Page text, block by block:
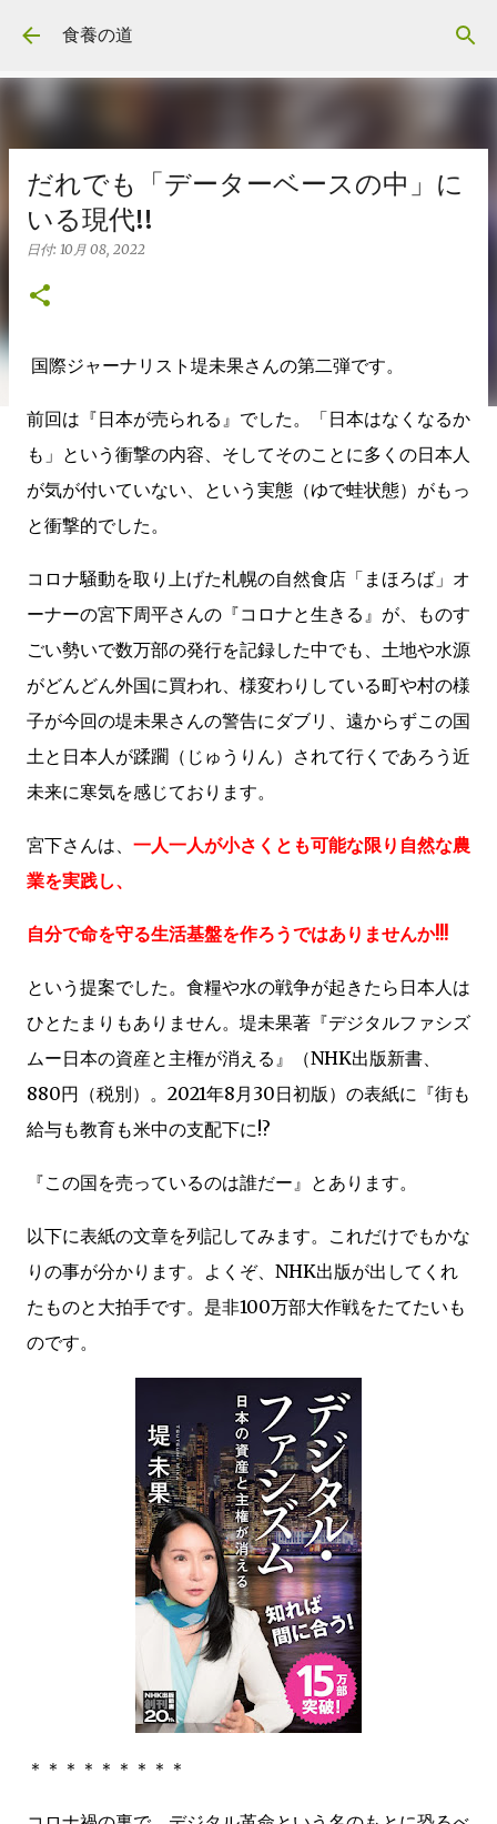
スキップしてメイン コンテンツに移動
食養の道
だれでも「データーベースの中」に
いる現代!!
日付: 10月 08, 2022
国際ジャーナリスト堤未果さんの第二弾です。
前回は『日本が売られる』でした。「日本はなくなるか
も」という衝撃の内容、そしてそのことに多くの日本人
が気が付いていない、という実態（ゆで蛙状態）がもっ
と衝撃的でした。
コロナ騒動を取り上げた札幌の自然食店「まほろば」オ
ーナーの宮下周平さんの『コロナと生きる』が、ものす
ごい勢いで数万部の発行を記録した中でも、土地や水源
がどんどん外国に買われ、様変わりしている町や村の様
子が今回の堤未果さんの警告にダブリ、遠からずこの国
土と日本人が蹂躙（じゅうりん）されて行くであろう近
未来に寒気を感じております。
宮下さんは、 一人一人が小さくとも可能な限り自然な農
業を実践し、
自分で命を守る生活基盤を作ろうではありませんか!!!
という提案でした。食糧や水の戦争が起きたら日本人は
ひとたまりもありません。堤未果著『デジタルファシズ
ムー日本の資産と主権が消える』（NHK出版新書、
880円（税別）。2021年8月30日初版）の表紙に『街も
給与も教育も米中の支配下に!?
『この国を売っているのは誰だー』とあります。
以下に表紙の文章を列記してみます。これだけでもかな
りの事が分かります。よくぞ、NHK出版が出してくれ
たものと大拍手です。是非100万部大作戦をたてたいも
のです。
＊＊＊＊＊＊＊＊＊